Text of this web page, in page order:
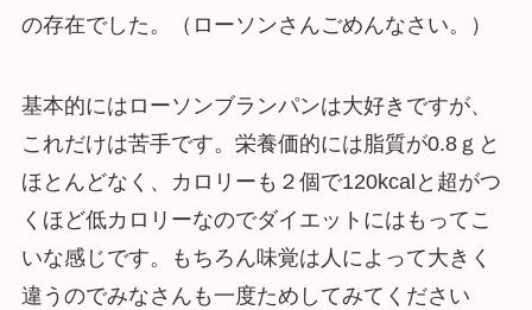
の存在でした。（ローソンさんごめんなさい。）
基本的にはローソンブランパンは大好きですが、
これだけは苦手です。栄養価的には脂質が0.8ｇと
ほとんどなく、カロリーも２個で120kcalと超がつ
くほど低カロリーなのでダイエットにはもってこ
いな感じです。もちろん味覚は人によって大きく
違うのでみなさんも一度ためしてみてください